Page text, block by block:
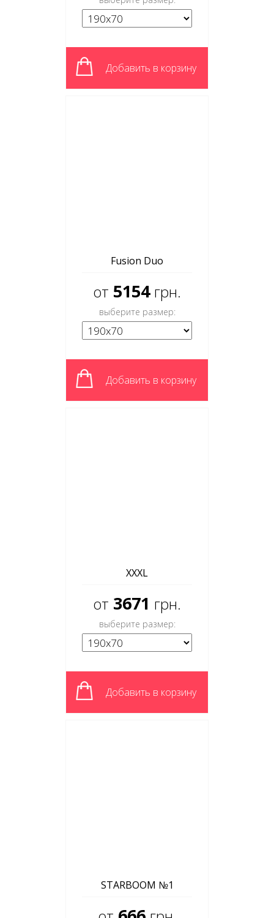
Добавить в корзину
Fusion Duo
от 5154 грн.
выберите размер:
Добавить в корзину
XXXL
от 3671 грн.
выберите размер:
Добавить в корзину
STARBOOM №1